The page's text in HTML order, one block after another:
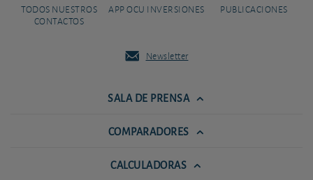
TODOS NUESTROS
CONTACTOS
APP OCU INVERSIONES PUBLICACIONES
Newsletter
SALA DE PRENSA
COMPARADORES
CALCULADORAS